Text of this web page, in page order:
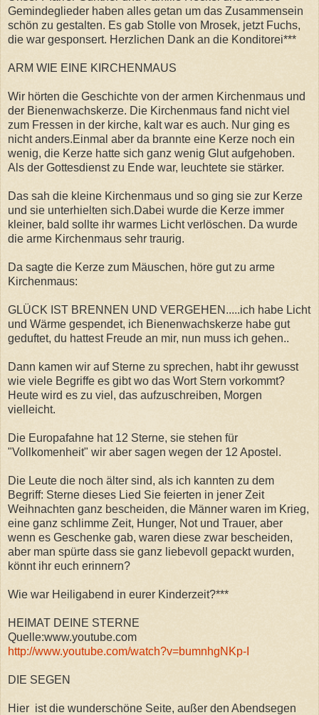
Gemindeglieder haben alles getan um das Zusammensein
schön zu gestalten. Es gab Stolle von Mrosek, jetzt Fuchs,
die war gesponsert. Herzlichen Dank an die Konditorei***
ARM WIE EINE KIRCHENMAUS
Wir hörten die Geschichte von der armen Kirchenmaus und
der Bienenwachskerze. Die Kirchenmaus fand nicht viel
zum Fressen in der kirche, kalt war es auch. Nur ging es
nicht anders.Einmal aber da brannte eine Kerze noch ein
wenig, die Kerze hatte sich ganz wenig Glut aufgehoben.
Als der Gottesdienst zu Ende war, leuchtete sie stärker.
Das sah die kleine Kirchenmaus und so ging sie zur Kerze
und sie unterhielten sich.Dabei wurde die Kerze immer
kleiner, bald sollte ihr warmes Licht verlöschen. Da wurde
die arme Kirchenmaus sehr traurig.
Da sagte die Kerze zum Mäuschen, höre gut zu arme
Kirchenmaus:
GLÜCK IST BRENNEN UND VERGEHEN.....ich habe Licht
und Wärme gespendet, ich Bienenwachskerze habe gut
geduftet, du hattest Freude an mir, nun muss ich gehen..
Dann kamen wir auf Sterne zu sprechen, habt ihr gewusst
wie viele Begriffe es gibt wo das Wort Stern vorkommt?
Heute wird es zu viel, das aufzuschreiben, Morgen
vielleicht.
Die Europafahne hat 12 Sterne, sie stehen für
"Vollkomenheit" wir aber sagen wegen der 12 Apostel.
Die Leute die noch älter sind, als ich kannten zu dem
Begriff: Sterne dieses Lied Sie feierten in jener Zeit
Weihnachten ganz bescheiden, die Männer waren im Krieg,
eine ganz schlimme Zeit, Hunger, Not und Trauer, aber
wenn es Geschenke gab, waren diese zwar bescheiden,
aber man spürte dass sie ganz liebevoll gepackt wurden,
könnt ihr euch erinnern?
Wie war Heiligabend in eurer Kinderzeit?***
HEIMAT DEINE STERNE
Quelle:www.youtube.com
http://www.youtube.com/watch?v=bumnhgNKp-I
DIE SEGEN
Hier ist die wunderschöne Seite, außer den Abendsegen